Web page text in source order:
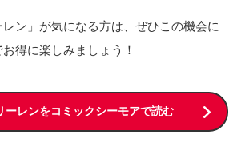
ン」が気になる方は、ぜひこの機会に
得に楽しみましょう！
ーレンをコミックシーモアで読む